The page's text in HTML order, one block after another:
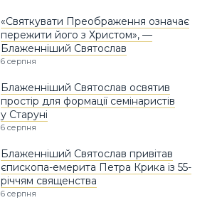
«Святкувати Преображення означає
пережити його з Христом», —
Блаженніший Святослав
6 серпня
Блаженніший Святослав освятив
простір для формації семінаристів
у Старуні
6 серпня
Блаженніший Святослав привітав
єпископа-емерита Петра Крика із 55-
річчям священства
6 серпня